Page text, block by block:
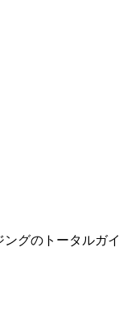
グのトータルガイ